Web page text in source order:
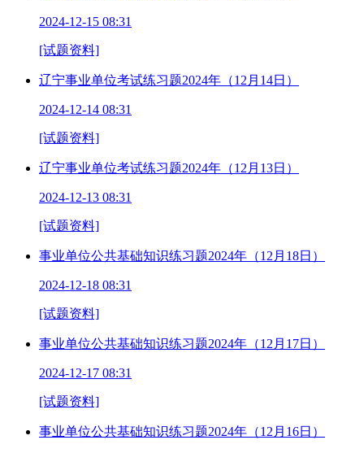
2024-12-15 08:31
[试题资料]
辽宁事业单位考试练习题2024年（12月14日）
2024-12-14 08:31
[试题资料]
辽宁事业单位考试练习题2024年（12月13日）
2024-12-13 08:31
[试题资料]
事业单位公共基础知识练习题2024年（12月18日）
2024-12-18 08:31
[试题资料]
事业单位公共基础知识练习题2024年（12月17日）
2024-12-17 08:31
[试题资料]
事业单位公共基础知识练习题2024年（12月16日）